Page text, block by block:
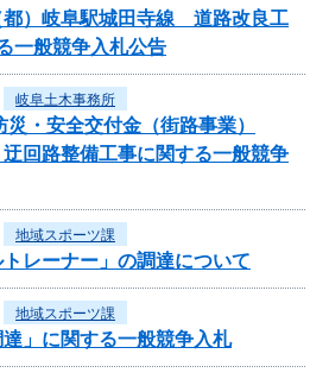
都）岐阜駅城田寺線 道路改良工
一般競争入札公告
岐阜土木事務所
災・安全交付金（街路事業）
回路整備工事に関する一般競争
地域スポーツ課
トレーナー」の調達について
地域スポーツ課
達」に関する一般競争入札